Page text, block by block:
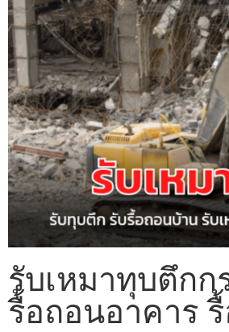
รับเหมาทุบตึกก
รื้อถอนอาคาร